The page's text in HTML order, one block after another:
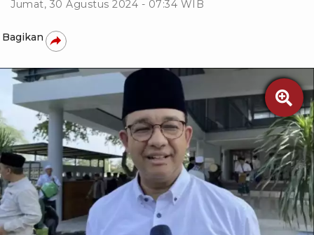
Jumat, 30 Agustus 2024 - 07:34 WIB
Bagikan

Dok. tvOnenews.com